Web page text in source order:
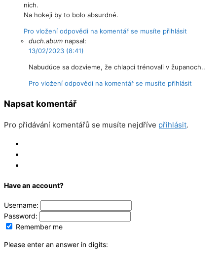
nich.
Na hokeji by to bolo absurdné.
Pro vložení odpovědi na komentář se musíte přihlásit
duch.abum napsal:
13/02/2023 (8:41)
Nabudúce sa dozvieme, že chlapci trénovali v županoch..
Pro vložení odpovědi na komentář se musíte přihlásit
Napsat komentář
Pro přidávání komentářů se musíte nejdříve přihlásit.
Have an account?
Username:
Password:
Remember me
Please enter an answer in digits: